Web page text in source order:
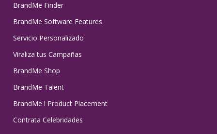
BrandMe Finder
BrandMe Software Features
Servicio Personalizado
Viraliza tus Campañas
BrandMe Shop
BrandMe Talent
BrandMe l Product Placement
Contrata Celebridades